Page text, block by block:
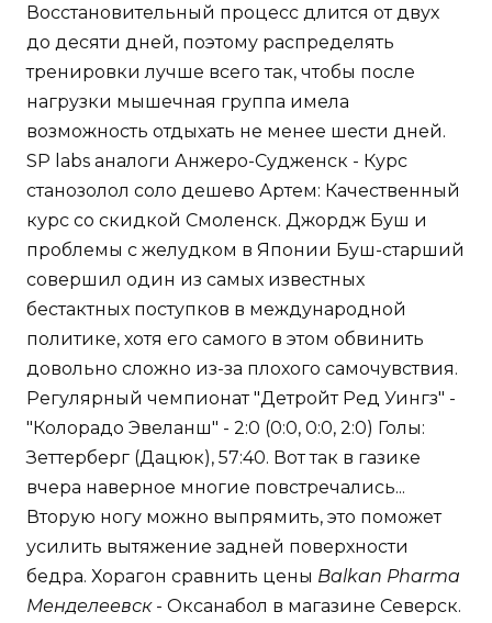
Восстановительный процесс длится от двух
до десяти дней, поэтому распределять
тренировки лучше всего так, чтобы после
нагрузки мышечная группа имела
возможность отдыхать не менее шести дней.
SP labs аналоги Анжеро-Судженск - Курс
станозолол соло дешево Артем: Качественный
курс со скидкой Смоленск. Джордж Буш и
проблемы с желудком в Японии Буш-старший
совершил один из самых известных
бестактных поступков в международной
политике, хотя его самого в этом обвинить
довольно сложно из-за плохого самочувствия.
Регулярный чемпионат "Детройт Ред Уингз" -
"Колорадо Эвеланш" - 2:0 (0:0, 0:0, 2:0) Голы:
Зеттерберг (Дацюк), 57:40. Вот так в газике
вчера наверное многие повстречались...
Вторую ногу можно выпрямить, это поможет
усилить вытяжение задней поверхности
бедра. Хорагон сравнить цены Balkan Pharma
Менделеевск- Оксанабол в магазине Северск.